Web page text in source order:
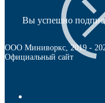
Вы успешно
ООО Миниворкс, 2019 -
Официальный сайт